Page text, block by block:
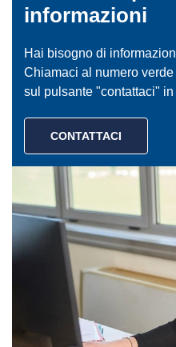
informazioni
Hai bisogno di
Chiamaci al numero
sul pulsante "contattaci"
CONTATTACI